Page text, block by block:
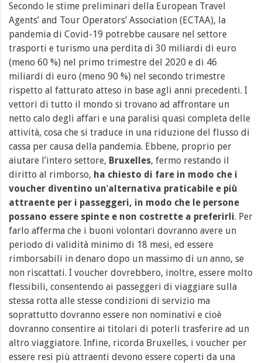
Secondo le stime preliminari della European Travel
Agents’ and Tour Operators’ Association (ECTAA), la
pandemia di Covid-19 potrebbe causare nel settore
trasporti e turismo una perdita di 30 miliardi di euro
(meno 60 %) nel primo trimestre del 2020 e di 46
miliardi di euro (meno 90 %) nel secondo trimestre
rispetto al fatturato atteso in base agli anni precedenti. I
vettori di tutto il mondo si trovano ad affrontare un
netto calo degli affari e una paralisi quasi completa delle
attività, cosa che si traduce in una riduzione del flusso di
cassa per causa della pandemia. Ebbene, proprio per
aiutare l’intero settore, Bruxelles, fermo restando il
diritto al rimborso, ha chiesto di fare in modo che i
voucher diventino un‘alternativa praticabile e più
attraente per i passeggeri, in modo che le persone
possano essere spinte e non costrette a preferirli. Per
farlo afferma che i buoni volontari dovranno avere un
periodo di validità minimo di 18 mesi, ed essere
rimborsabili in denaro dopo un massimo di un anno, se
non riscattati. I voucher dovrebbero, inoltre, essere molto
flessibili, consentendo ai passeggeri di viaggiare sulla
stessa rotta alle stesse condizioni di servizio ma
soprattutto dovranno essere non nominativi e cioè
dovranno consentire ai titolari di poterli trasferire ad un
altro viaggiatore. Infine, ricorda Bruxelles, i voucher per
essere resi più attraenti devono essere coperti da una